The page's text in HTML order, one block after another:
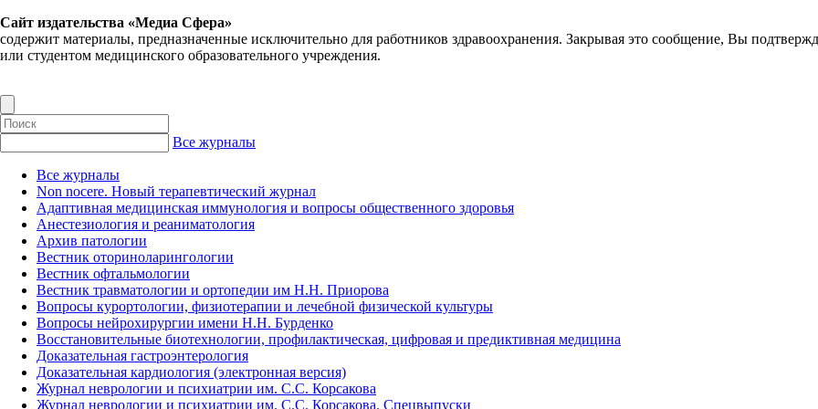
Сайт издательства «Медиа Сфера»
содержит материалы, предназначенные исключительно для работников здравоохранения. Закрывая это сообщение, Вы
или студентом медицинского образовательного учреждения.
Все журналы
Все журналы
Non nocere. Новый терапевтический журнал
Адаптивная медицинская иммунология и вопросы общественного здоровья
Анестезиология и реаниматология
Архив патологии
Вестник оториноларингологии
Вестник офтальмологии
Вестник травматологии и ортопедии им Н.Н. Приорова
Вопросы курортологии, физиотерапии и лечебной физической культуры
Вопросы нейрохирургии имени Н.Н. Бурденко
Восстановительные биотехнологии, профилактическая, цифровая и предиктивная медицина
Доказательная гастроэнтерология
Доказательная кардиология (электронная версия)
Журнал неврологии и психиатрии им. С.С. Корсакова
Журнал неврологии и психиатрии им. С.С. Корсакова. Спецвыпуски